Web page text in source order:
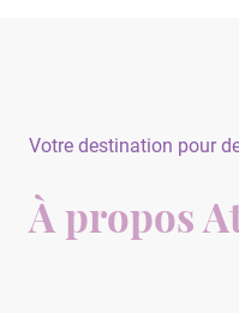
Votre destination pour
À propos